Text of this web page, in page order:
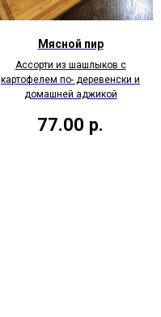
Мясной пир
Ассорти из шашлыков с
картофелем по- деревенски и
домашней аджикой
77.00 р.